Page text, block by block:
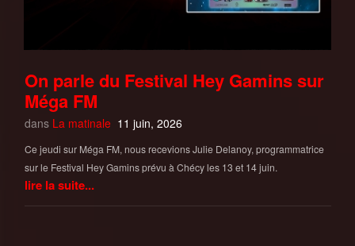
On parle du Festival Hey Gamins sur
Méga FM
dans La matinale 11 juin, 2026
Ce jeudi sur Méga FM, nous recevions Julie Delanoy, programmatrice
sur le Festival Hey Gamins prévu à Chécy les 13 et 14 juin.
lire la suite...